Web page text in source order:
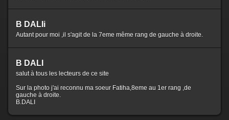
B DALIi
Autant pour moi ,il s'agit de la 7eme même rang de gauche à droite.
B DALI
salut à tous les lecteurs de ce site
Sur la photo j'ai reconnu ma soeur Fatiha,8eme au 1er rang ,de
gauche à droite.
B.DALI